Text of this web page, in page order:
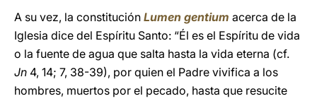
A su vez, la constitución Lumen gentium acerca de la
Iglesia dice del Espíritu Santo: “Él es el Espíritu de vida
o la fuente de agua que salta hasta la vida eterna (cf.
Jn 4, 14; 7, 38-39), por quien el Padre vivifica a los
hombres, muertos por el pecado, hasta que resucite